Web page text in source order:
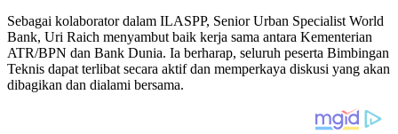
Sebagai kolaborator dalam ILASPP, Senior Urban Specialist World
Bank, Uri Raich menyambut baik kerja sama antara Kementerian
ATR/BPN dan Bank Dunia. Ia berharap, seluruh peserta Bimbingan
Teknis dapat terlibat secara aktif dan memperkaya diskusi yang akan
dibagikan dan dialami bersama.